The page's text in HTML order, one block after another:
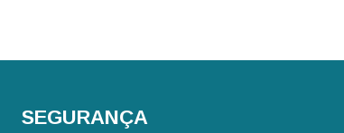
SEGURANÇA